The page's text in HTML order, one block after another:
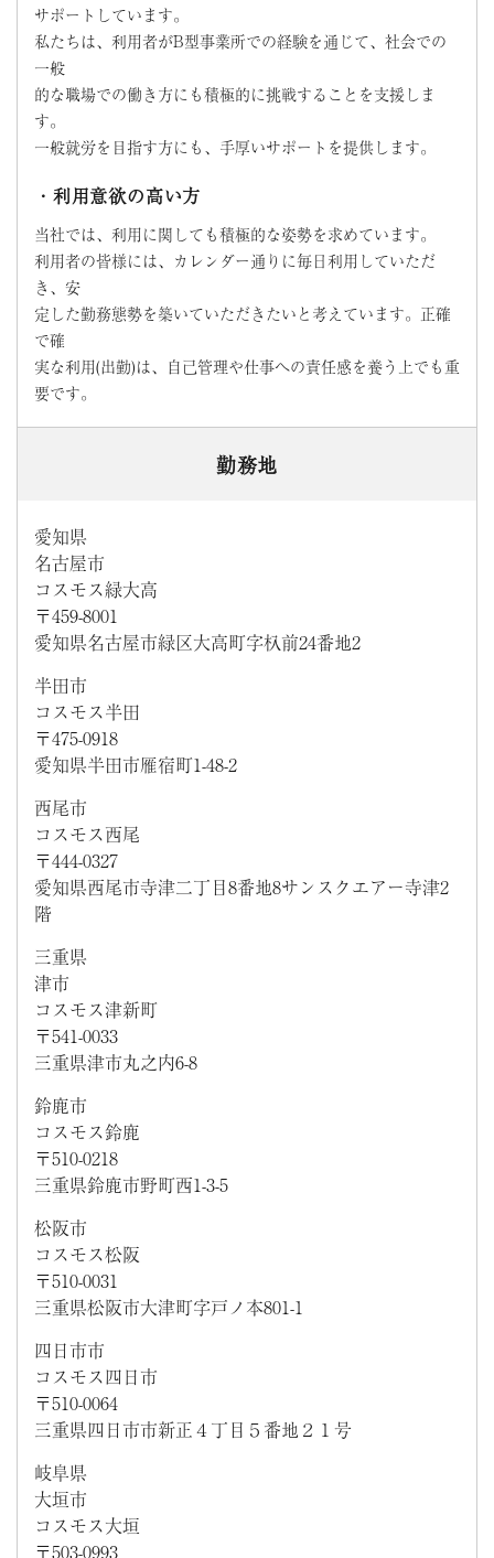
サポートしています。
私たちは、利用者がB型事業所での経験を通じて、社会での
一般
的な職場での働き方にも積極的に挑戦することを支援しま
す。
一般就労を目指す方にも、手厚いサポートを提供します。
・利用意欲の高い方
当社では、利用に関しても積極的な姿勢を求めています。
利用者の皆様には、カレンダー通りに毎日利用していただ
き、安
定した勤務態勢を築いていただきたいと考えています。正確
で確
実な利用(出勤)は、自己管理や仕事への責任感を養う上でも重
要です。
勤務地
愛知県
名古屋市
コスモス緑大高
〒459-8001
愛知県名古屋市緑区大高町字杁前24番地2
半田市
コスモス半田
〒475-0918
愛知県半田市雁宿町1-48-2
西尾市
コスモス西尾
〒444-0327
愛知県西尾市寺津二丁目8番地8サンスクエアー寺津2
階
三重県
津市
コスモス津新町
〒541-0033
三重県津市丸之内6-8
鈴鹿市
コスモス鈴鹿
〒510-0218
三重県鈴鹿市野町西1-3-5
松阪市
コスモス松阪
〒510-0031
三重県松阪市大津町字戸ノ本801-1
四日市市
コスモス四日市
〒510-0064
三重県四日市市新正４丁目５番地２１号
岐阜県
大垣市
コスモス大垣
〒503-0993